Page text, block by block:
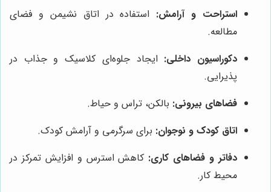
استراحت و آرامش: استفاده در اتاق نشیمن و فضای
مطالعه.
دکوراسیون داخلی: ایجاد جلوه‌ای کلاسیک و جذاب در
پذیرایی.
فضاهای بیرونی: بالکن، تراس و حیاط.
اتاق کودک و نوجوان: برای سرگرمی و آرامش کودک.
دفاتر و فضاهای کاری: کاهش استرس و افزایش تمرکز در
محیط کار.